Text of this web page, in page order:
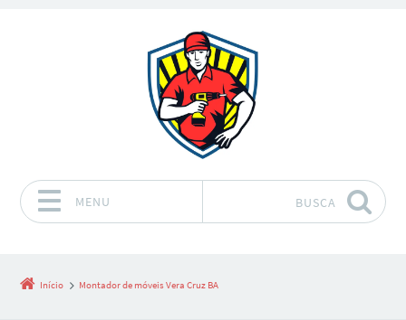
MENU BUSCA
Início Montador de móveis Vera Cruz BA